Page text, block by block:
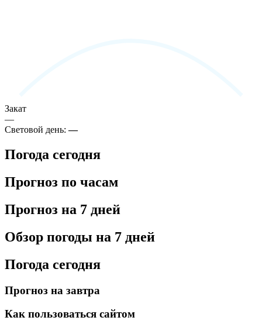
Закат
—
Световой день:—
Погода сегодня
Прогноз по часам
Прогноз на 7 дней
Обзор погоды на 7 дней
Погода сегодня
Прогноз на завтра
Как пользоваться сайтом